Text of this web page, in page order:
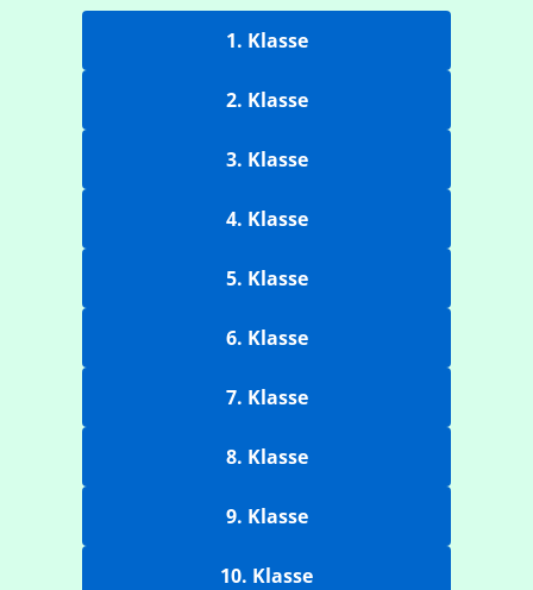
1. Klasse
2. Klasse
3. Klasse
4. Klasse
5. Klasse
6. Klasse
7. Klasse
8. Klasse
9. Klasse
10. Klasse